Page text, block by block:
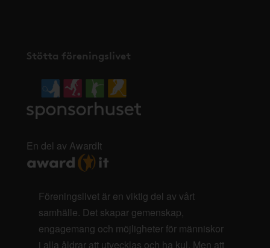
Stötta föreningslivet
En del av AwardIt
Föreningslivet är en viktig del av vårt
samhälle. Det skapar gemenskap,
engagemang och möjligheter för människor
i alla åldrar att utvecklas och ha kul. Men att